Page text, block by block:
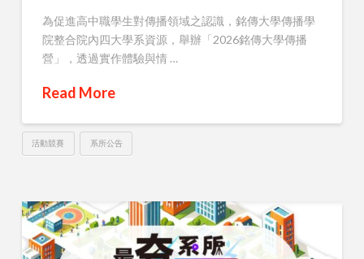
為促進高中職學生對傳播領域之認識，銘傳大學傳播學
院整合院內四大學系資源，舉辦「2026銘傳大學傳播
營」，透過實作體驗與情 …
Read More
活動競賽 系所公告